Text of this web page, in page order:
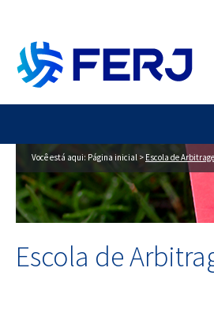
Você está aqui: Página inicial > Escola de
Escola de